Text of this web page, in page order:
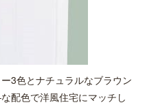
3色とナチュラルなブラウン
配色で洋風住宅にマッチし